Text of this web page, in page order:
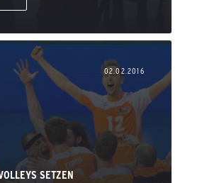
02.02.2016
SETZEN